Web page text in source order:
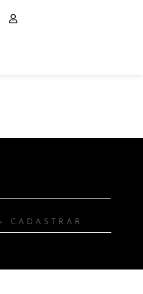
+ CADASTRAR